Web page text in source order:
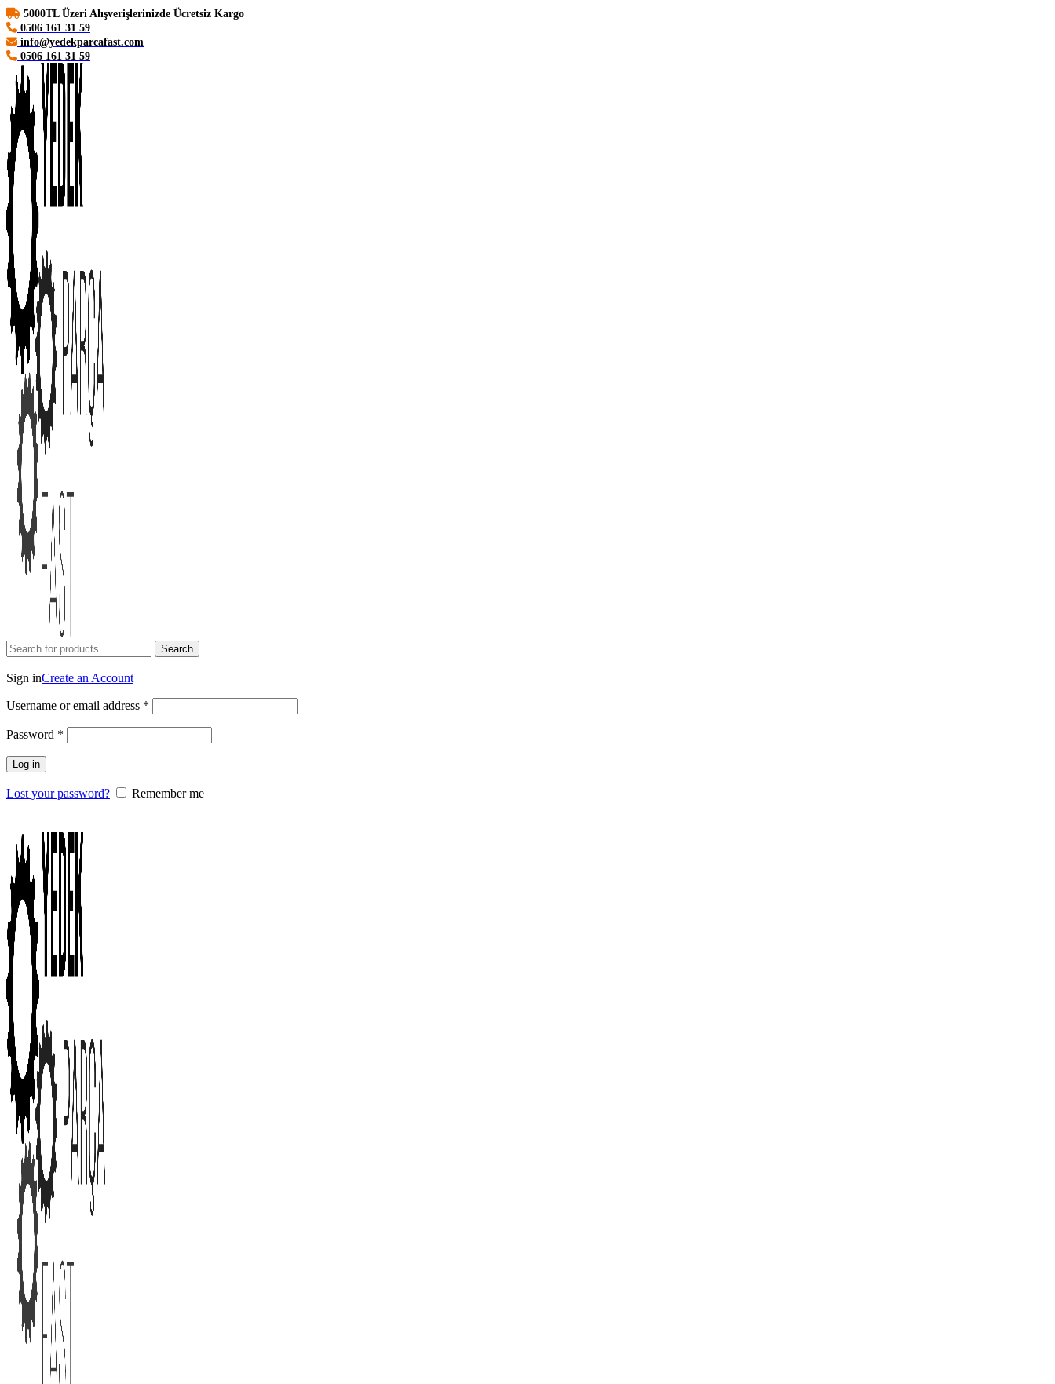
5000TL Üzeri Alışverişlerinizde Ücretsiz Kargo
0506 161 31 59
info@yedekparcafast.com
0506 161 31 59
Search
Sign inCreate an Account
Username or email address *
Password *
Log in
Lost your password?
Remember me